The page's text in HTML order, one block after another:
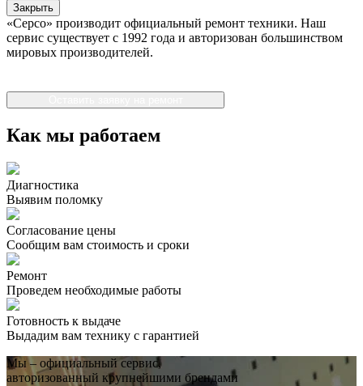
Закрыть
«Серсо» производит официальный ремонт техники. Наш
сервис существует с 1992 года и авторизован большинством
мировых производителей.
Как мы работаем
Диагностика
Выявим поломку
Согласование цены
Сообщим вам стоимость и сроки
Ремонт
Проведем необходимые работы
Готовность к выдаче
Выдадим вам технику с гарантией
Мы – официальный сервис,
авторизованный крупнейшими брендами